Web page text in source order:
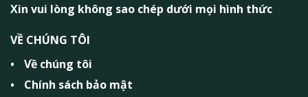
Xin vui lòng không sao chép dưới mọi hình thức
VỀ CHÚNG TÔI
Về chúng tôi
Chính sách bảo mật